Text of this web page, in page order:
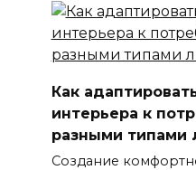
Как
интерьера к
разными типами
Создание